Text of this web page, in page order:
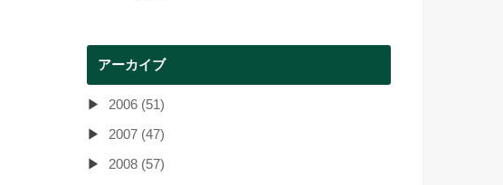
アーカイブ
2006 (51)
2007 (47)
2008 (57)